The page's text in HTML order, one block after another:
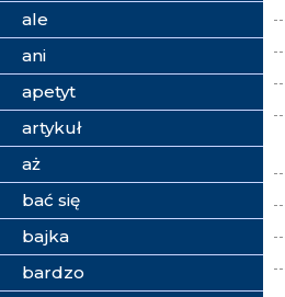
ale
ani
apetyt
artykuł
aż
bać się
bajka
bardzo